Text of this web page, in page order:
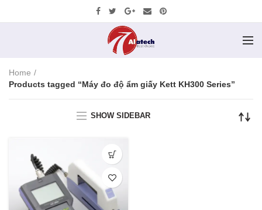
Home
Products tagged “Máy đo độ ẩm giấy Kett KH300 Series”
SHOW SIDEBAR